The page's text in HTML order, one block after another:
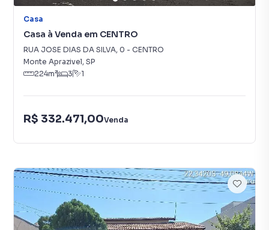
Casa
Casa à Venda em CENTRO
RUA JOSE DIAS DA SILVA, 0 - CENTRO
Monte Aprazivel, SP
224m² 3 1
R$ 332.471,00Venda